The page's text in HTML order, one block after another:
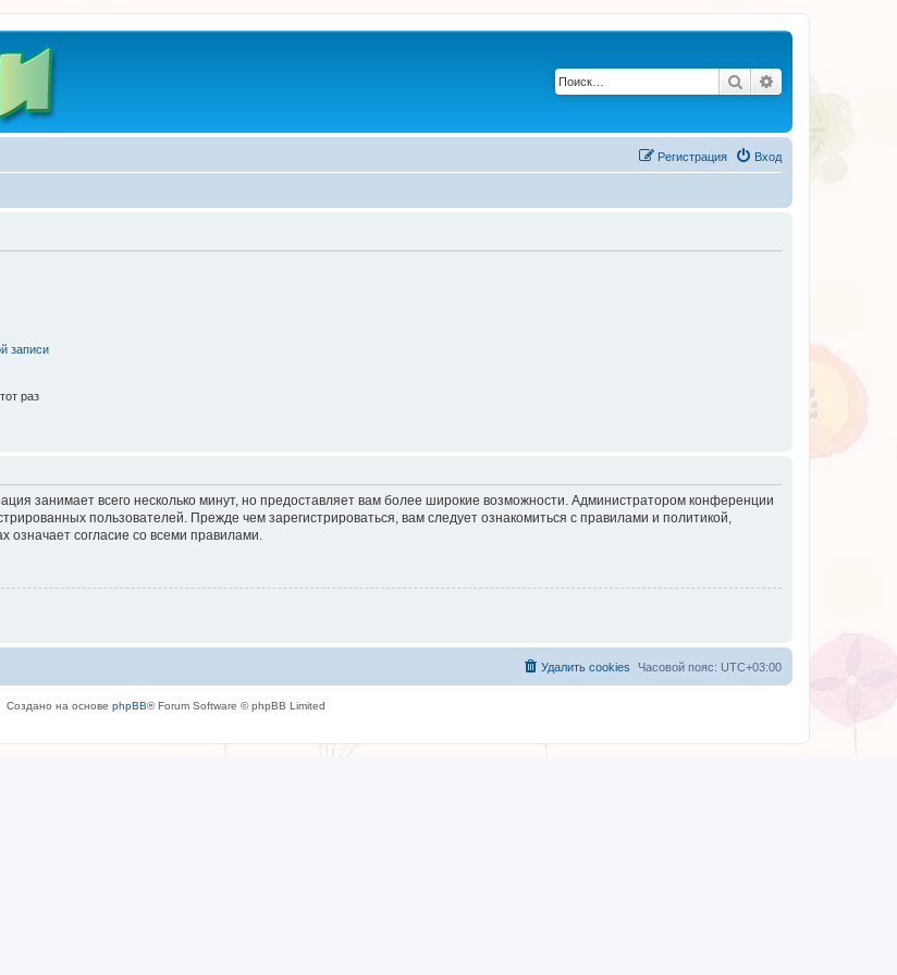
Поиск
Вход
Регистрация
записи
раз
занимает всего несколько минут, но предоставляет вам более широкие возможности. Администратором конференции
пользователей. Прежде чем зарегистрироваться, вам следует ознакомиться с правилами и политикой,
согласие со всеми правилами.
Часовой пояс: UTC+03:00
Удалить cookies
Создано на основе phpBB® Forum Software © phpBB Limited